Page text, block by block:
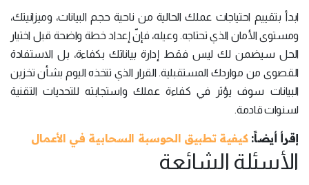
ابدأ بتقييم احتياجات عملك الحالية من ناحية حجم البيانات، وميزانيتك،
ومستوى الأمان الذي تحتاجه. وعيله، فإنّ إعداد خطة واضحة قبل اختيار
الحل سيضمن لك ليس فقط إدارة بياناتك بكفاءة، بل الاستفادة
القصوى من مواردك المستقبلية. القرار الذي تتخذه اليوم بشأن تخزين
البيانات سوف يؤثر في كفاءة عملك واستجابته للتحديات التقنية
لسنوات قادمة.
إقرأ أيضاً:كيفية تطبيق الحوسبة السحابية في الأعمال
الأسئلة الشائعة